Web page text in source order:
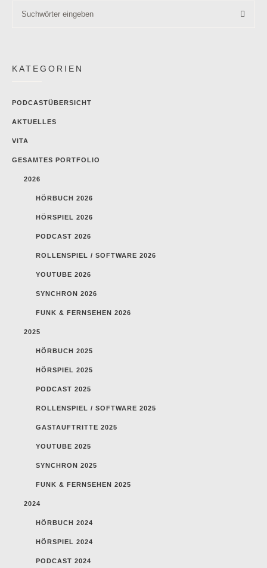
KATEGORIEN
PODCASTÜBERSICHT
AKTUELLES
VITA
GESAMTES PORTFOLIO
2026
HÖRBUCH 2026
HÖRSPIEL 2026
PODCAST 2026
ROLLENSPIEL / SOFTWARE 2026
YOUTUBE 2026
SYNCHRON 2026
FUNK & FERNSEHEN 2026
2025
HÖRBUCH 2025
HÖRSPIEL 2025
PODCAST 2025
ROLLENSPIEL / SOFTWARE 2025
GASTAUFTRITTE 2025
YOUTUBE 2025
SYNCHRON 2025
FUNK & FERNSEHEN 2025
2024
HÖRBUCH 2024
HÖRSPIEL 2024
PODCAST 2024